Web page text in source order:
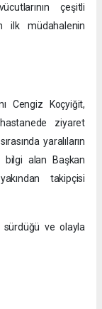
çeşitli
ilk müdahalenin
Cengiz Koçyiğit,
ziyaret
yaralıların
bilgi alan Başkan
takipçisi
sürdüğü ve olayla